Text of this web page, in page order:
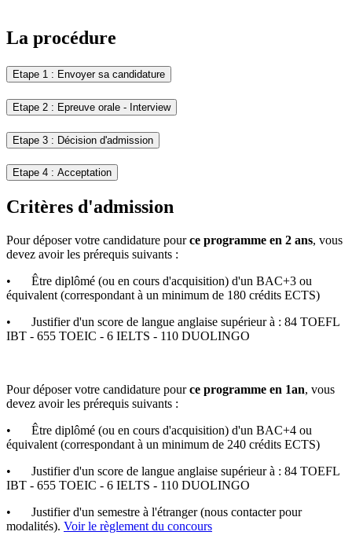
La procédure
Etape 1 : Envoyer sa candidature
Etape 2 : Epreuve orale - Interview
Etape 3 : Décision d'admission
Etape 4 : Acceptation
Critères d'admission
Pour déposer votre candidature pource programme en 2 ans, vous
devez avoir les prérequis suivants :
•
Être diplômé (ou en cours d'acquisition) d'un BAC+3 ou
équivalent (correspondant à un minimum de 180 crédits ECTS)
•
Justifier d'un score de langue anglaise supérieur à : 84 TOEFL
IBT - 655 TOEIC - 6 IELTS - 110 DUOLINGO
Pour déposer votre candidature pource programme en 1an, vous
devez avoir les prérequis suivants :
•
Être diplômé (ou en cours d'acquisition) d'un BAC+4 ou
équivalent (correspondant à un minimum de 240 crédits ECTS)
•
Justifier d'un score de langue anglaise supérieur à : 84 TOEFL
IBT - 655 TOEIC - 6 IELTS - 110 DUOLINGO
•
Justifier d'un semestre à l'étranger (nous contacter pour
modalités). Voir le règlement du concours